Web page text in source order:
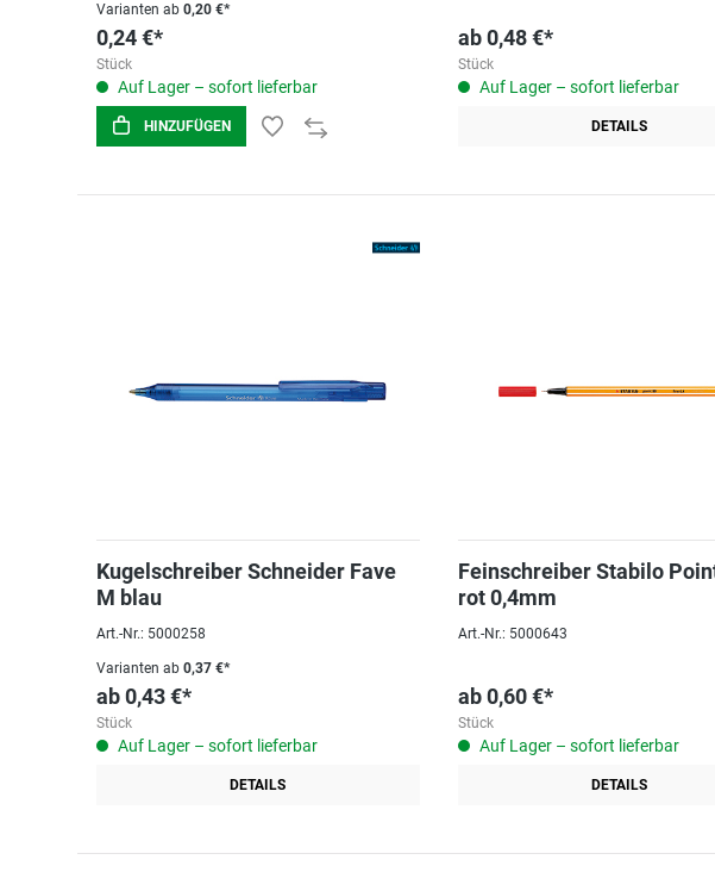
Varianten ab 0,20 €*
0,24 €*
Stück
Auf Lager – sofort lieferbar
HINZUFÜGEN
ab 0,48 €*
Stück
Auf Lager – sofort lieferbar
DETAILS
Kugelschreiber Schneider Fave
M blau
Art.-Nr.: 5000258
Varianten ab 0,37 €*
ab0,43 €*
Stück
Auf Lager – sofort lieferbar
DETAILS
Feinschreiber Stabilo
rot 0,4mm
Art.-Nr.: 5000643
ab 0,60 €*
Stück
Auf Lager – sofort lieferbar
DETAILS